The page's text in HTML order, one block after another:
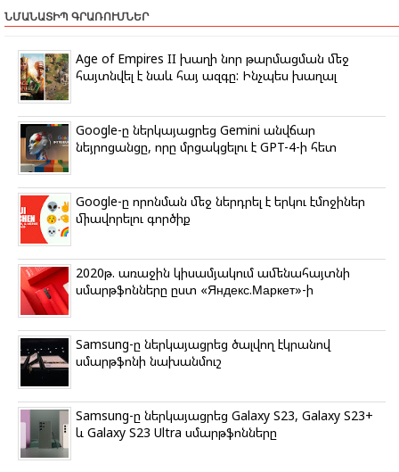
r
e
e
b
o
k
t
t
r
e
g
a
m
k
a
s
s
i
k
i
s
p
p
r
ՆՄԱՆԱՏԻՊ ԳՐԱՌՈՒՄՆԵՐ
Age of Empires II խաղի նոր թարմացման մեջ
հայտնվել է նաև հայ ազգը: Ինչպես խաղալ
Google-ը ներկայացրեց Gemini անվճար
նեյրոցանցը, որը մրցակցելու է GPT-4-ի հետ
Google-ը որոնման մեջ ներդրել է երկու էմոջիներ
միավորելու գործիք
2020թ. առաջին կիսամյակում ամենահայտնի
սմարթֆոնները ըստ «Яндекс.Маркет»-ի
Samsung-ը ներկայացրեց ծալվող էկրանով
սմարթֆոնի նախանմուշ
Samsung-ը ներկայացրեց Galaxy S23, Galaxy S23+
և Galaxy S23 Ultra սմարթֆոնները